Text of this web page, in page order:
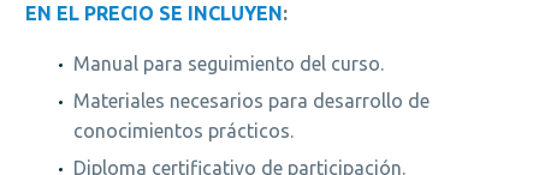
EN EL PRECIO SE INCLUYEN:
Manual para seguimiento del curso.
Materiales necesarios para desarrollo de
conocimientos prácticos.
Diploma certificativo de participación.